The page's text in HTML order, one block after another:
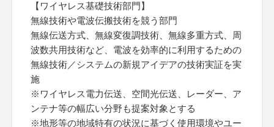
【ワイヤレス基礎技術部門】
無線技術や電波伝搬技術を競う部門
無線伝送方式、無線変復調技術、無線多重方式、周
波数共用技術など、電波を効率的に利用するための
無線技術／システムの新規アイデアの技術実証を実
施
※ワイヤレス電力伝送、空間光伝送、レーダー、ア
ンテナ等の幅広い分野も提案対象とする
※地形等の地域特有の状況に基づく使用環境やユー